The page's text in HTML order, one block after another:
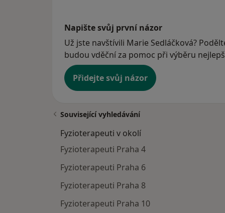
Napište svůj první názor
Už jste navštívili Marie Sedláčková?
budou vděční za pomoc při výběru
Přidejte svůj názor
Související vyhledávání
Fyzioterapeuti v okolí
Fyzioterapeuti Praha 4
Fyzioterapeuti Praha 6
Fyzioterapeuti Praha 8
Fyzioterapeuti Praha 10